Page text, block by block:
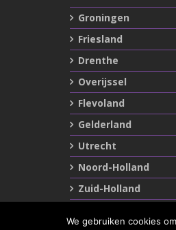
Groningen
Friesland
Drenthe
Overijssel
Flevoland
Gelderland
Utrecht
Noord-Holland
Zuid-Holland
We gebruiken cookies